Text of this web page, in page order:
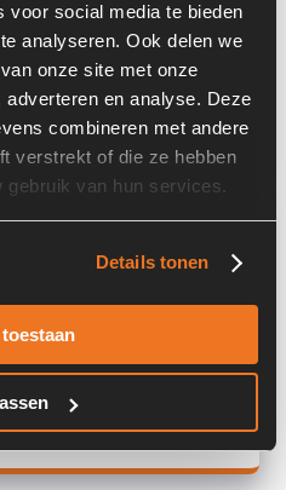
voor social media te bieden
analyseren. Ook delen we
onze site met onze
en analyse. Deze
combineren met andere
verstrekt of die ze hebben
van hun services.
Details tonen
4D4
Telehandler
Nederland
openen